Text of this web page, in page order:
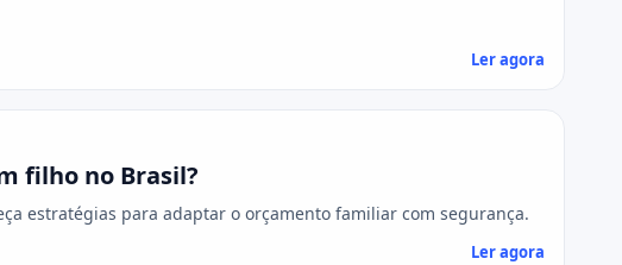
Ler agora
filho no Brasil?
estratégias para adaptar o orçamento familiar com segurança.
Ler agora